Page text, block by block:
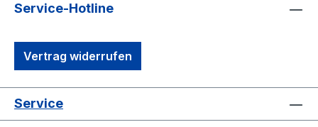
Service-Hotline
Vertrag widerrufen
Service